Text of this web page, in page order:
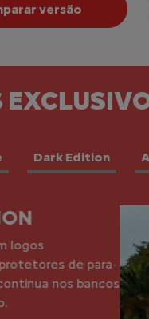
versão
Dark Edition
potência e da
e robustez de um
em um